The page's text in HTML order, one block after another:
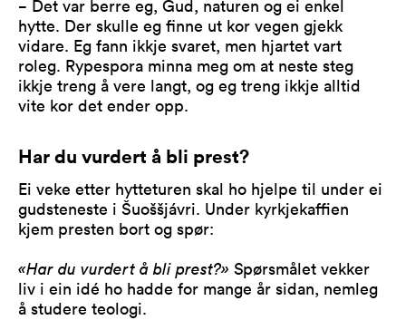
− Det var berre eg, Gud, naturen og ei enkel
hytte. Der skulle eg finne ut kor vegen gjekk
vidare. Eg fann ikkje svaret, men hjartet vart
roleg. Rypespora minna meg om at neste steg
ikkje treng å vere langt, og eg treng ikkje alltid
vite kor det ender opp.
Har du vurdert å bli prest?
Ei veke etter hytteturen skal ho hjelpe til under ei
gudsteneste i Šuoššjávri. Under kyrkjekaffien
kjem presten bort og spør:
«Har du vurdert å bli prest?» Spørsmålet vekker
liv i ein idé ho hadde for mange år sidan, nemleg
å studere teologi.